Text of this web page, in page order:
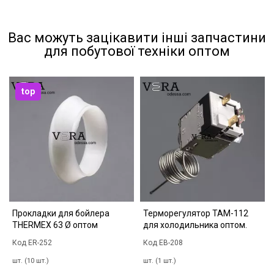
Вас можуть зацікавити інші запчастини
для побутової техніки оптом
Прокладки для бойлера
THERMEX 63 Ø оптом
Код ER-252
шт. (10 шт.)
top
Терморегулятор ТАМ-112
для холодильника оптом.
Код EB-208
шт. (1 шт.)